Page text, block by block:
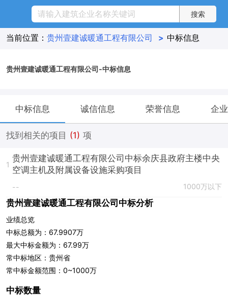
当前位置： 贵州壹建诚暖通工程有限公司 > 中标信息
贵州壹建诚暖通工程有限公司-中标信息
中标信息 诚信信息 荣誉信息 企
找到相关的项目 (1) 项
1
贵州壹建诚暖通工程有限公司中标余庆县政府主楼中央
空调主机及附属设备设施采购项目
-- 1000万以下
贵州壹建诚暖通工程有限公司中标分析
业绩总览
中标总额为：67.9907万
最大中标金额为：67.99万
常中标地区：贵州省
常中标金额范围：0~1000万
中标数量